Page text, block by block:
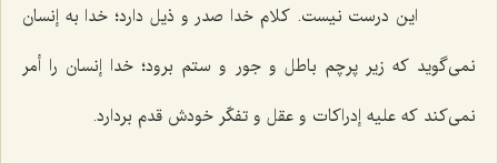
این درست نیست. كلام خدا صدر و ذیل دارد؛ خدا به إنسان
نمى‌گوید كه زیر پرچم باطل و جور و ستم برود؛ خدا إنسان را أمر
نمى‌كند كه علیه إدراكات و عقل و تفكّر خودش قدم بردارد.